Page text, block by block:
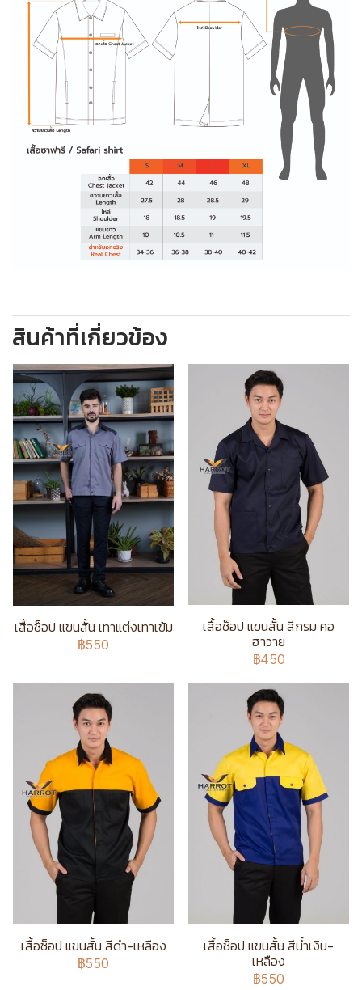
สินค้าที่เกี่ยวข้อง
เสื้อช็อป แขนสั้น เทาแต่งเทาเข้ม
฿550
เสื้อช็อป แขนสั้น สีกรม คอ
ฮาวาย
฿450
เสื้อช็อป แขนสั้น สีดำ-เหลือง
฿550
เสื้อช็อป แขนสั้น สีน้ำเงิน-
เหลือง
฿550